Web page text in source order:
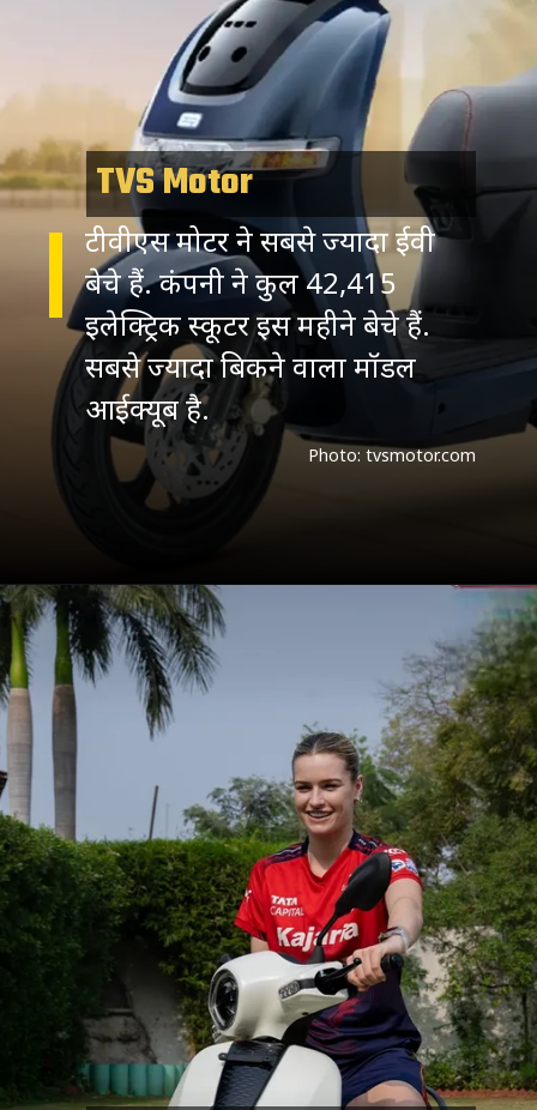
TVS Motor
टीवीएस मोटर ने सबसे ज्यादा ईवी
बेचे हैं. कंपनी ने कुल 42,415
इलेक्ट्रिक स्कूटर इस महीने बेचे हैं.
सबसे ज्यादा बिकने वाला मॉडल
आईक्यूब है.
Photo: tvsmotor.com